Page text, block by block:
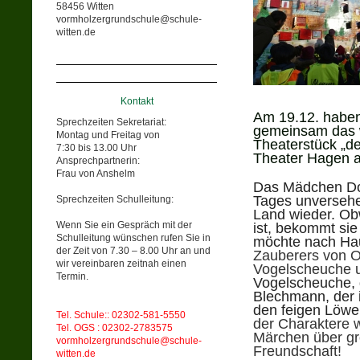
58456 Witten
vormholzergrundschule@schule-
witten.de
Kontakt
Sprechzeiten Sekretariat:
Montag und Freitag von
7:30 bis 13.00 Uhr
Ansprechpartnerin:
Frau von Anshelm
Sprechzeiten Schulleitung:
Wenn Sie ein Gespräch mit der
Schulleitung wünschen rufen Sie in
der Zeit von 7.30 – 8.00 Uhr an und
wir vereinbaren zeitnah einen
Termin.
Tel. Schule:: 02302-581-5550
Tel. OGS : 02302-2783575
vormholzergrundschule@schule-
witten.de
Am 19.12.
gemeinsam das
Theaterstück
Theater Hagen
Das Mädchen
Tages
Land wieder.
ist, bekommt
möchte nach
Zauberers von
Vogelscheuche
Blechmann, der
den feigen
der Charaktere
Märchen über
Freundschaft!